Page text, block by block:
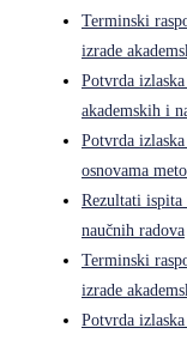
Terminski
izrade
Potvrda
akademskih i
Potvrda
osnovama
Rezultati ispita
naučnih radova
Terminski
izrade
Potvrda